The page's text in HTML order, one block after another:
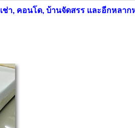
า, คอนโด, บ้านจัดสรร และอีกหลาก